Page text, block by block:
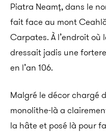
Piatra Neamț, dans le
fait face au mont
Carpates. À l’endroit où
dressait jadis une
en l’an 106.
Malgré le décor chargé
monolithe-là a
la hâte et posé là pour